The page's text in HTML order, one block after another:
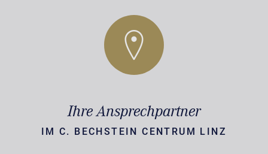
Ihre Ansprechpartner
IM C. BECHSTEIN CENTRUM LINZ